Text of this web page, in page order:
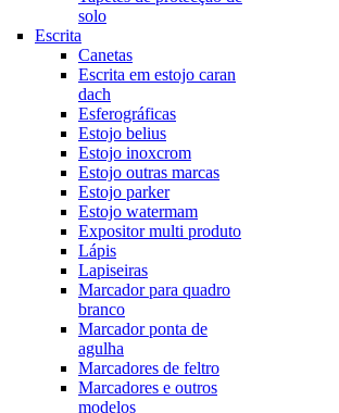
solo
Escrita
Canetas
Escrita em estojo caran
dach
Esferográficas
Estojo belius
Estojo inoxcrom
Estojo outras marcas
Estojo parker
Estojo watermam
Expositor multi produto
Lápis
Lapiseiras
Marcador para quadro
branco
Marcador ponta de
agulha
Marcadores de feltro
Marcadores e outros
modelos